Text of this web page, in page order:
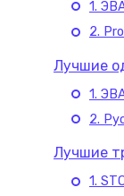
1.
2.
Лучшие
1.
2.
Лучшие
1.